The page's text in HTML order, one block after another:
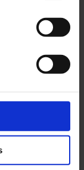
these